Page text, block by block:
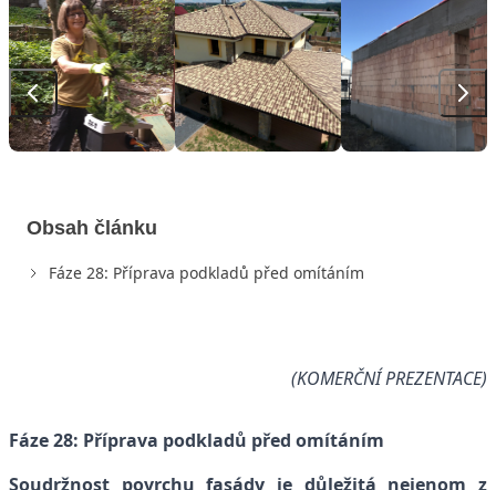
Obsah článku
Fáze 28: Příprava podkladů před omítáním
(KOMERČNÍ PREZENTACE)
Fáze 28: Příprava podkladů před omítáním
Soudržnost povrchu fasády je důležitá nejenom z